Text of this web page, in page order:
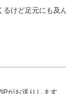
るけど足元にも及
がお送りします